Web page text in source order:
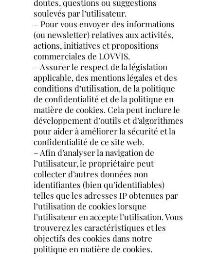
doutes, questions ou suggestions
soulevés par l’utilisateur.
– Pour vous envoyer des informations
(ou newsletter) relatives aux activités,
actions, initiatives et propositions
commerciales de LOVVIS.
– Assurer le respect de la législation
applicable, des mentions légales et des
conditions d’utilisation, de la politique
de confidentialité et de la politique en
matière de cookies. Cela peut inclure le
développement d’outils et d’algorithmes
pour aider à améliorer la sécurité et la
confidentialité de ce site web.
– Afin d’analyser la navigation de
l’utilisateur, le propriétaire peut
collecter d’autres données non
identifiantes (bien qu’identifiables)
telles que les adresses IP obtenues par
l’utilisation de cookies lorsque
l’utilisateur en accepte l’utilisation. Vous
trouverez les caractéristiques et les
objectifs des cookies dans notre
politique en matière de cookies.